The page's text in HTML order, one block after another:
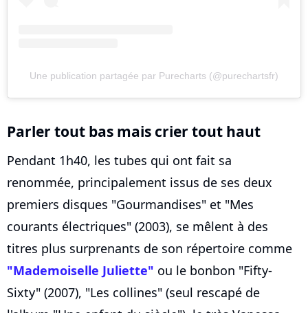
Une publication partagée par Purecharts (@purechartsfr)
Parler tout bas mais crier tout haut
Pendant 1h40, les tubes qui ont fait sa
renommée, principalement issus de ses deux
premiers disques "Gourmandises" et "Mes
courants électriques" (2003), se mêlent à des
titres plus surprenants de son répertoire comme
"Mademoiselle Juliette" ou le bonbon "Fifty-
Sixty" (2007), "Les collines" (seul rescapé de